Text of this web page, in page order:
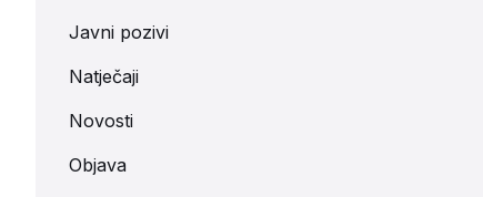
Javni pozivi
Natječaji
Novosti
Objava